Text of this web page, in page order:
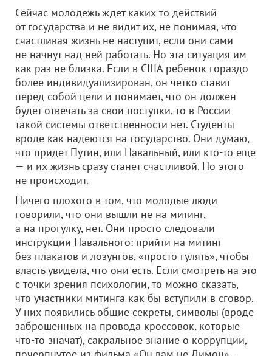
Сейчас молодежь ждет каких-то действий
от государства и не видит их, не понимая, что
счастливая жизнь не наступит, если они сами
не начнут над ней работать. Но эта ситуация им
как раз не близка. Если в США ребенок гораздо
более индивидуализирован, он четко ставит
перед собой цели и понимает, что он должен
будет отвечать за свои поступки, то в России
такой системы ответственности нет. Студенты
вроде как надеются на государство. Они думаю,
что придет Путин, или Навальный, или кто-то еще
— и их жизнь сразу станет счастливой. Но этого
не происходит.
Ничего плохого в том, что молодые люди
говорили, что они вышли не на митинг,
а на прогулку, нет. Они просто следовали
инструкции Навального: прийти на митинг
без плакатов и лозунгов, «просто гулять», чтобы
власть увидела, что они есть. Если смотреть на это
с точки зрения психологии, то можно сказать,
что участники митинга как бы вступили в сговор.
У них появились общие секреты, символы (вроде
заброшенных на провода кроссовок, которые
что-то значат), сакральное знание о коррупции,